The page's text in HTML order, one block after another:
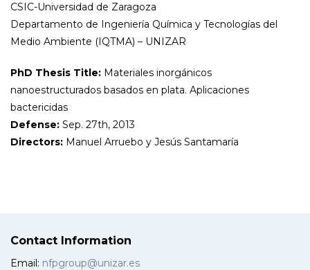
CSIC-Universidad de Zaragoza
Departamento de Ingeniería Química y Tecnologías del
Medio Ambiente (IQTMA) – UNIZAR
PhD Thesis Title: Materiales inorgánicos
nanoestructurados basados en plata. Aplicaciones
bactericidas
Defense: Sep. 27th, 2013
Directors: Manuel Arruebo y Jesús Santamaría
Contact Information
Email: nfpgroup@unizar.es